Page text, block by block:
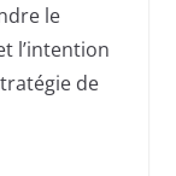
le
l’intention
de